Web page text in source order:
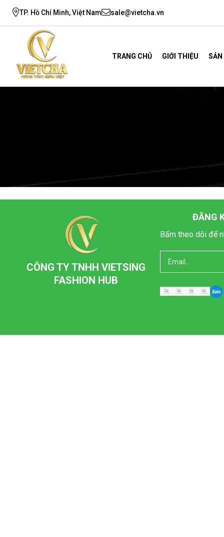
TP. Hồ Chí Minh, Việt Nam sale@vietcha.vn
TRANG CHỦ GIỚI THIỆU
CÔNG TY TNHH VIETSING
FASHION HUB
ĐĂNG
Bấm theo dõi để